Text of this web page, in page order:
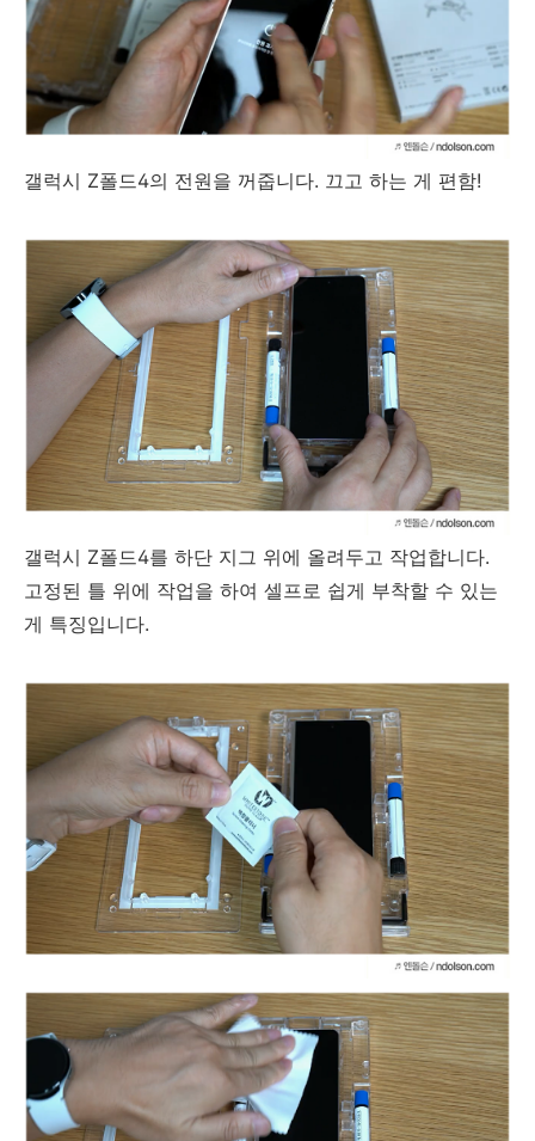
갤럭시 Z폴드4의 전원을 꺼줍니다. 끄고 하는 게 편함!
갤럭시 Z폴드4를 하단 지그 위에 올려두고 작업합니다.
고정된 틀 위에 작업을 하여 셀프로 쉽게 부착할 수 있는
게 특징입니다.